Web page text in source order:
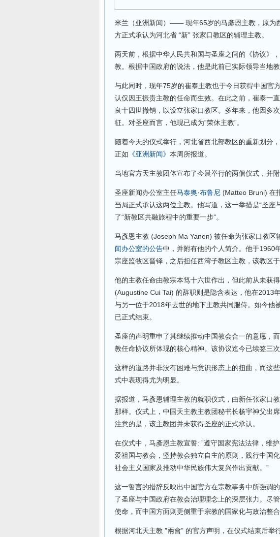
米兰（亚洲新闻）—— 现年65岁的马彥恩主教，原为
方正式承认为河北省 “新” 张家口教区的辅理主教。
两天前，根据中华人民共和国与圣座之间的《协议》
教。根据中国政府的说法，他是此前已实际领导当地教
与此同时，现年75岁的崔泰主教也于今日获得中国官
认仅因王振贵主教的任命而生效。在此之前，崔泰一
良十四世撤销，以设立张家口教区。多年来，他因多
征。对圣座而言，他现已成为”荣休主教”。
随着今天的仪式举行，河北省西北部教区的重新划分
正如 《亚洲新闻》 本周所报道。
当地官方天主教团体宣布了今晨举行的两個仪式，并
圣座新闻办公室主任马泰奥·布鲁尼 (Matteo Bruni) 在
当局正式承认这两位主教。他写道，这一举措是“圣座
了“新教区共融旅程中的重要一步”。
马彥恩主教 (Joseph Ma Yanen) 被任命为张家口教区
闻办公室的公告中，并附有他的个人简介。他于1960
宗座监牧区晋铎，之后担任西湾子教区主教，该教区
他的主教任命由教宗本笃十六世作出，但此前从未获
(Augustine Cui Tai) 的辞职则是隐含表达，他在2013
与另一位于2018年去世的地下主教共同服侍。如今他
已正式结束。
圣座的声明重申了其继续推动中国教会合一的意愿，
教任命协议所体现的核心精神。该协议迄今已续签三次
这样的道路并非没有困难与意识形态上的扭曲，而这
式中表现得尤为明显。
据报道，马彥恩辅理主教的就职仪式，由新任张家口
那样。仪式上，中国天主教主教团秘书长杨宇神父出
注意的是，该主教团并未获得圣座的正式承认。
在仪式中，马彥恩主教宣誓: ”遵守国家宪法法律，维
爱祖国与教会，坚持教会独立自主的原则，践行中国
社会主义国家及推动中华民族伟大复兴作出贡献。”
这一誓言的措辞反映出中国官方在宗教事务中所强调
了圣座与中国政府在教会治理理念上的深层张力。尽
使命，而中国方面则更侧重于宗教的国家化与政治整合
根据河北天主教 ”兩會” 的官方声明，在仪式结束后举